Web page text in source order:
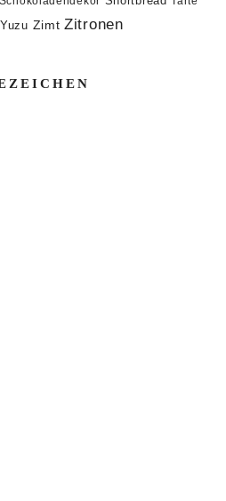
Yuzu Zimt Zitronen